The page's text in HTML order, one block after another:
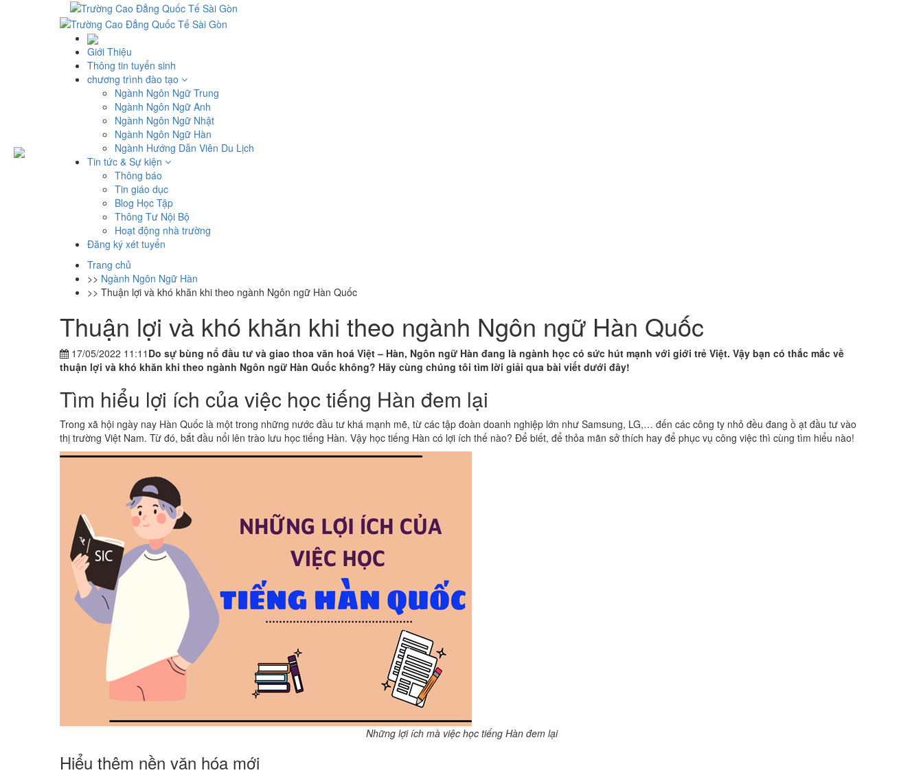
Giới Thiệu
Thông tin tuyển sinh
chương trình đào tạo
Ngành Ngôn Ngữ Trung
Ngành Ngôn Ngữ Anh
Ngành Ngôn Ngữ Nhật
Ngành Ngôn Ngữ Hàn
Ngành Hướng Dẫn Viên Du Lịch
Tin tức & Sự kiện
Thông báo
Tin giáo dục
Blog Học Tập
Thông Tư Nội Bộ
Hoạt động nhà trường
Đăng ký xét tuyển
Trang chủ
>> Ngành Ngôn Ngữ Hàn
>> Thuận lợi và khó khăn khi theo ngành Ngôn ngữ Hàn Quốc
Thuận lợi và khó khăn khi theo ngành Ngôn ngữ Hàn Quốc
17/05/2022 11:11 Do sự bùng nổ đầu tư và giao thoa văn hoá Việt – Hàn, Ngôn ngữ Hàn đang là ngành học có sức hút mạnh với giới trẻ Việt. Vậy bạn có thắc mắc về
thuận lợi và khó khăn khi theo ngành Ngôn ngữ Hàn Quốc không? Hãy cùng chúng tôi tìm lời giải qua bài viết dưới đây!
Tìm hiểu lợi ích của việc học tiếng Hàn đem lại
Trong xã hội ngày nay Hàn Quốc là một trong những nước đầu tư khá mạnh mẽ, từ các tập đoàn doanh nghiệp lớn như Samsung, LG,… đến các công ty nhỏ đều đang ồ ạt đầu tư vào
thị trường Việt Nam. Từ đó, bắt đầu nổi lên trào lưu học tiếng Hàn. Vậy học tiếng Hàn có lợi ích thế nào? Để biết, để thỏa mãn sở thích hay để phục vụ công việc thì cùng tìm hiểu nào!
Những lợi ích mà việc học tiếng Hàn đem lại
Hiểu thêm nền văn hóa mới